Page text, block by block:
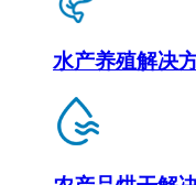
水产养殖解决